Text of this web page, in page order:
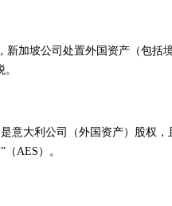
新加坡公司处置外国资产（包
意大利公司（外国资产）股权
AES）。